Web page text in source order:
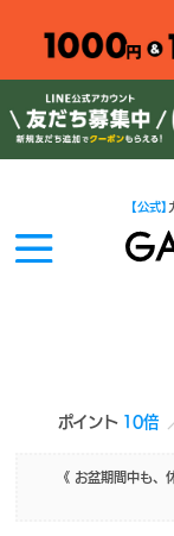
ポイント 10倍
【公式】
《 お盆期間中も